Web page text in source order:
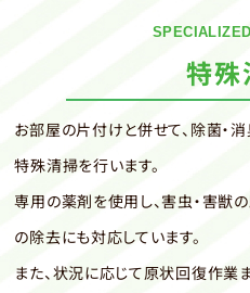
特殊
お部屋の片付けと併せて、除菌・
特殊清掃を行います。
専用の薬剤を使用し、害虫・害獣
の除去にも対応しています。
また、状況に応じて原状回復作業